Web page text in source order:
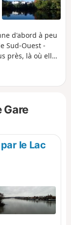
d'abord à peu
Sud-Ouest -
près, là où elle
aménagée
la traversée
Gare
le Lac